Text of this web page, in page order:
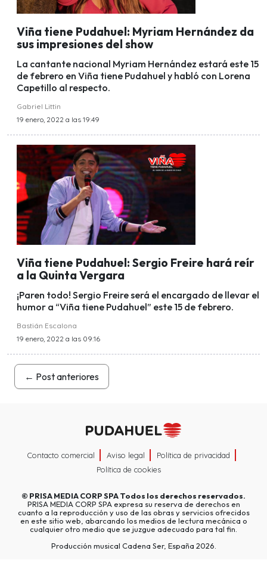
Viña tiene Pudahuel: Myriam Hernández da
sus impresiones del show
La cantante nacional Myriam Hernández estará este 15
de febrero en Viña tiene Pudahuel y habló con Lorena
Capetillo al respecto.
Gabriel Littin
19 enero, 2022 a las 19:49
Viña tiene Pudahuel: Sergio Freire hará reír
a la Quinta Vergara
¡Paren todo! Sergio Freire será el encargado de llevar el
humor a “Viña tiene Pudahuel” este 15 de febrero.
Bastián Escalona
19 enero, 2022 a las 09:16
← Post anteriores
Contacto comercial Aviso legal
Política de privacidad
Política de cookies
© PRISA MEDIA CORP SPATodos los derechos reservados.
PRISA MEDIA CORP SPA expresa su reserva de derechos en
cuanto a la reproducción y uso de las obras y servicios ofrecidos
en este sitio web, abarcando los medios de lectura mecánica o
cualquier otro medio que se juzgue adecuado para tal fin.
Producción musical Cadena Ser, España 2026.